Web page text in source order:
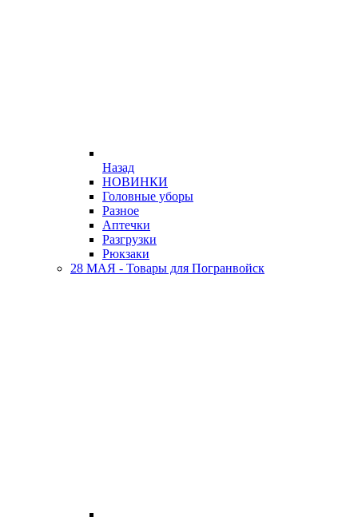
Назад
НОВИНКИ
Головные уборы
Разное
Аптечки
Разгрузки
Рюкзаки
28 МАЯ - Товары для Погранвойск